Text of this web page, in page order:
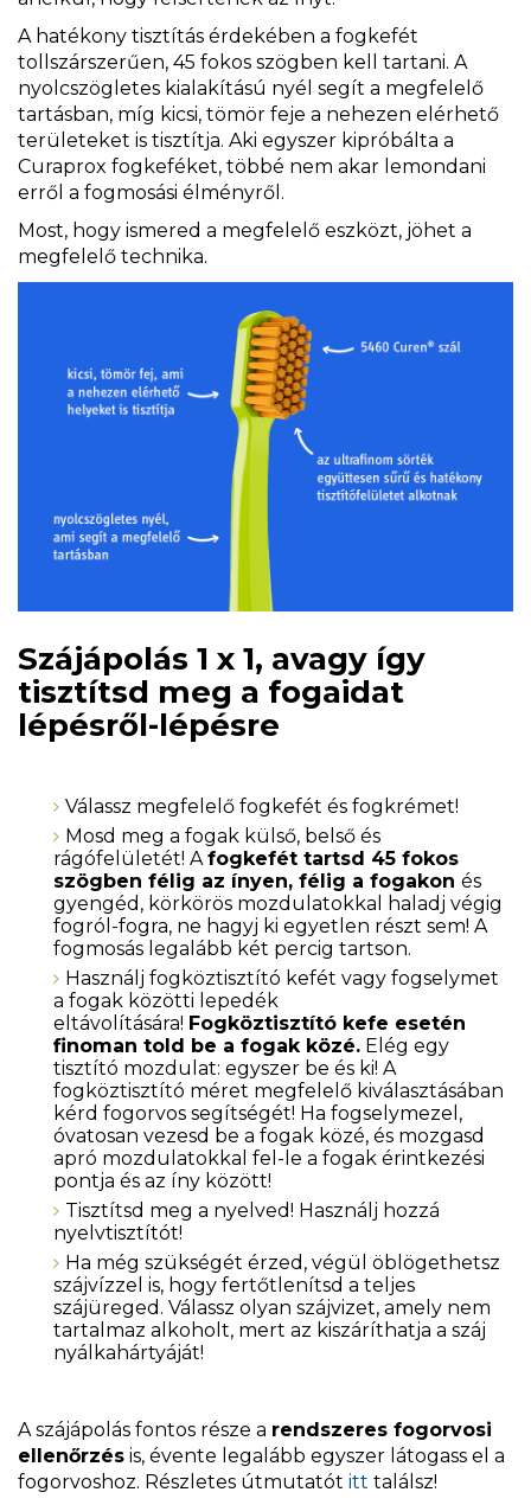
A hatékony tisztítás érdekében a fogkefét
tollszárszerűen, 45 fokos szögben kell tartani. A
nyolcszögletes kialakítású nyél segít a megfelelő
tartásban, míg kicsi, tömör feje a nehezen elérhető
területeket is tisztítja. Aki egyszer kipróbálta a
Curaprox fogkeféket, többé nem akar lemondani
erről a fogmosási élményről.
Most, hogy ismered a megfelelő eszközt, jöhet a
megfelelő technika.
Szájápolás 1 x 1, avagy így
tisztítsd meg a fogaidat
lépésről-lépésre
Válassz megfelelő fogkefét és fogkrémet!
Mosd meg a fogak külső, belső és
rágófelületét! Afogkefét tartsd 45 fokos
szögben félig az ínyen, félig a fogakon és
gyengéd, körkörös mozdulatokkal haladj végig
fogról-fogra, ne hagyj ki egyetlen részt sem! A
fogmosás legalább két percig tartson.
Használj fogköztisztító kefét vagy fogselymet
a fogak közötti lepedék
eltávolítására! Fogköztisztító kefe esetén
finoman told be a fogak közé. Elég egy
tisztító mozdulat: egyszer be és ki! A
fogköztisztító méret megfelelő kiválasztásában
kérd fogorvos segítségét! Ha fogselymezel,
óvatosan vezesd be a fogak közé, és mozgasd
apró mozdulatokkal fel-le a fogak érintkezési
pontja és az íny között!
Tisztítsd meg a nyelved! Használj hozzá
nyelvtisztítót!
Ha még szükségét érzed, végül öblögethetsz
szájvízzel is, hogy fertőtlenítsd a teljes
szájüreged. Válassz olyan szájvizet, amely nem
tartalmaz alkoholt, mert az kiszáríthatja a száj
nyálkahártyáját!
A szájápolás fontos része a rendszeres fogorvosi
ellenőrzés is, évente legalább egyszer látogass el a
fogorvoshoz. Részletes útmutatót itt találsz!